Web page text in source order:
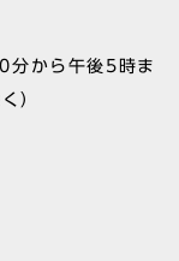
分から午後5時ま
）